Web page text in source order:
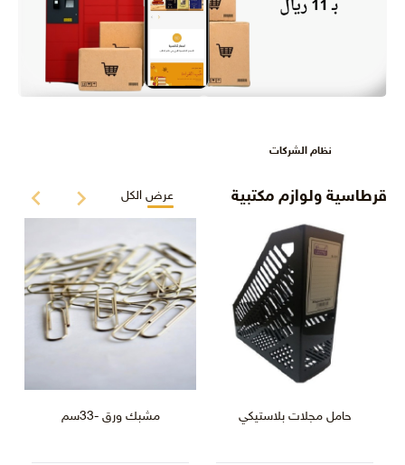
نظام الشركات
قرطاسية ولوازم مكتبية عرض الكل
حامل مجلات بلاستيكي مشبك ورق -33سم